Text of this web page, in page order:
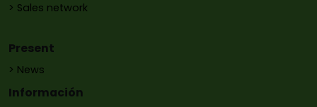
> Sales network
Present
> News
Información